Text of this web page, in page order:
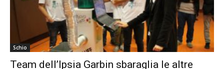
Schio
Team dell’Ipsia Garbin sbaraglia le altre